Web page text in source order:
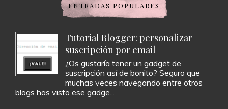
ENTRADAS POPULARES
Tutorial Blogger: personalizar
suscripción por email
¿Os gustaría tener un gadget de
suscripción así de bonito? Seguro que
muchas veces navegando entre otros
blogs has visto ese gadge...